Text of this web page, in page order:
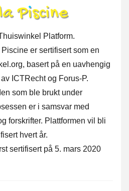
Platform.
er sertifisert som en
basert på en uavhengig
ICTRecht og Forus-P.
som ble brukt under
er i samsvar med
forskrifter. Plattformen vil bli
hvert år.
sertifisert på 5. mars 2020